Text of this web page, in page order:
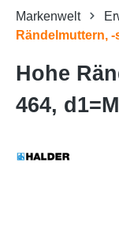
Markenwelt
Rändelmuttern,
Hohe
464,